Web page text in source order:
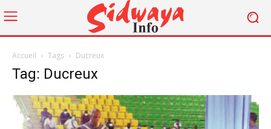
Accueil Tags Ducreux
Tag: Ducreux